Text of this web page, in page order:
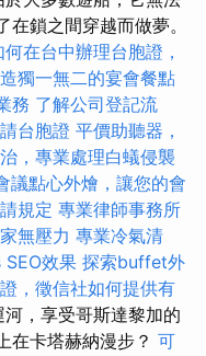
鎖之間穿越而做夢。
何在台中辦理台胞證，
獨一無二的宴會餐點
務 了解公司登記流
台胞證 平價助聽器，
，專業處理白蟻侵襲
議點心外燴，讓您的會
規定 專業律師事務所
無壓力 專業冷氣清
效果 探索buffet外
，徵信社如何提供有
，享受哥斯達黎加的
在卡塔赫納漫步？ 可